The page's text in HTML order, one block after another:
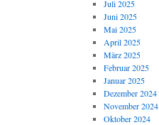
Juli 2025
Juni 2025
Mai 2025
April 2025
März 2025
Februar 2025
Januar 2025
Dezember 2024
November 2024
Oktober 2024